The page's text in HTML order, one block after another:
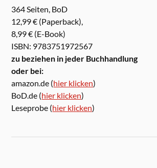
364 Seiten, BoD
12,99 € (Paperback),
8,99 € (E-Book)
ISBN: 9783751972567
zu beziehen in jeder Buchhandlung
oder bei:
amazon.de (hier klicken)
BoD.de (hier klicken)
Leseprobe (hier klicken)